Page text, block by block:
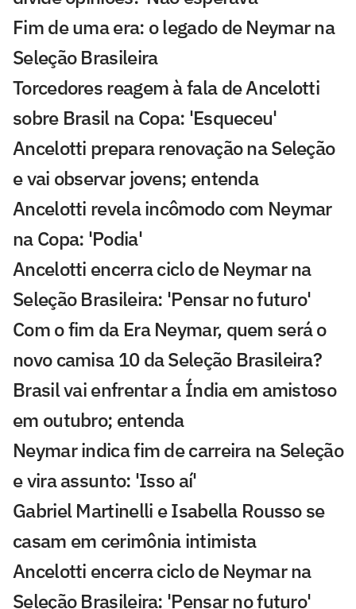
Fim de uma era: o legado de Neymar na
Seleção Brasileira
Torcedores reagem à fala de Ancelotti
sobre Brasil na Copa: 'Esqueceu'
Ancelotti prepara renovação na Seleção
e vai observar jovens; entenda
Ancelotti revela incômodo com Neymar
na Copa: 'Podia'
Ancelotti encerra ciclo de Neymar na
Seleção Brasileira: 'Pensar no futuro'
Com o fim da Era Neymar, quem será o
novo camisa 10 da Seleção Brasileira?
Brasil vai enfrentar a Índia em amistoso
em outubro; entenda
Neymar indica fim de carreira na Seleção
e vira assunto: 'Isso aí'
Gabriel Martinelli e Isabella Rousso se
casam em cerimônia intimista
Ancelotti encerra ciclo de Neymar na
Seleção Brasileira: 'Pensar no futuro'